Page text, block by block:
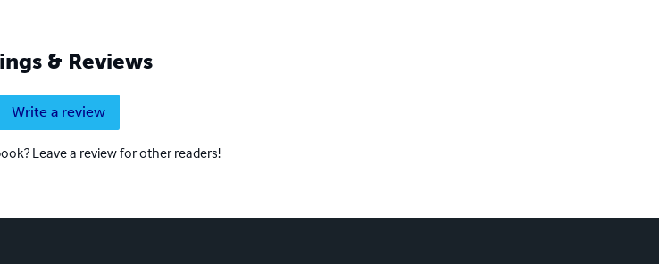
& Reviews
Write a review
Leave a review for other readers!